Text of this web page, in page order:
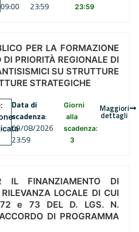
09:00
23:59
23:59
PER LA FORMAZIONE
DI PRIORITÀ REGIONALE DI
SU STRUTTURE
STRATEGICHE
Data di
scadenza:
09/08/2026
23:59
Giorni
alla
scadenza:
3
Maggiori
dettagli
IL FINANZIAMENTO DI
LOCALE DI CUI
72 e 73 DEL D. LGS. N.
DI PROGRAMMA